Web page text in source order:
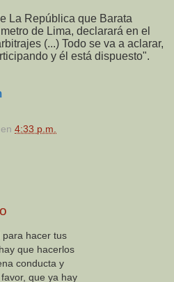
La República que Barata
de Lima, declarará en el
(...) Todo se va a aclarar,
y él está dispuesto".
en 4:33 p.m.
para hacer tus
que hacerlos
conducta y
que ya hay